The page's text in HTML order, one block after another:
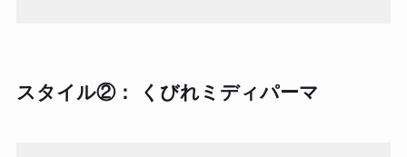
スタイル②： くびれミディパーマ